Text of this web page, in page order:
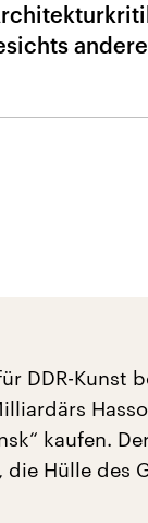
DDR-Kunst
kaufen.
Hülle des